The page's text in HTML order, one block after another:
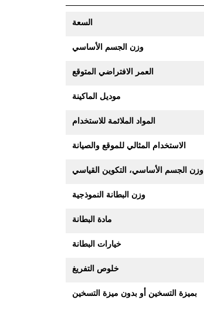
السعة
وزن الجسم الأساسي
العمر الافتراضي المتوقع
موديل الماكينة
المواد الملائمة للاستخدام
الاستخدام المثالي للموقع والصيانة
وزن الجسم الأساسي، التكوين القياسي
وزن البطانة النموذجية
مادة البطانة
خيارات البطانة
خلوص التفريغ
بميزة التسخين أو بدون ميزة التسخين